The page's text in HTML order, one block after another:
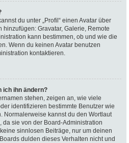
du unter „Profil“ einen Avatar über
Gravatar, Galerie, Remote
kann bestimmen, ob und wie die
Wenn du keinen Avatar benutzen
kontaktieren.
ich ihn ändern?
stehen, zeigen an, wie viele
identifizieren bestimmte Benutzer wie
Normalerweise kannst du den Wortlaut
sie von der Board-Administration
sinnlosen Beiträge, nur um deinen
dulden dieses Verhalten nicht und